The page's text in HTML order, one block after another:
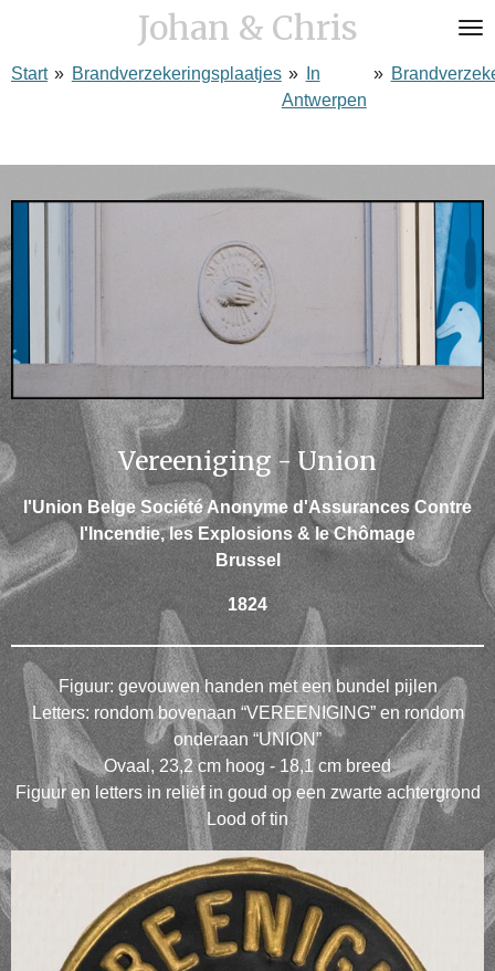
naar
Johan & Chris
Start » Brandverzekeringsplaatjes »
In
Antwerpen
»
Vereeniging - Union
l'Union Belge Société Anonyme d'Assurances Contre
l'Incendie, les Explosions & le Chômage
Brussel
1824
Figuur: gevouwen handen met een bundel pijlen
Letters: rondom bovenaan “VEREENIGING” en rondom
onderaan “UNION”
Ovaal, 23,2 cm hoog - 18,1 cm breed
Figuur en letters in reliëf in goud op een zwarte achtergrond
Lood of tin